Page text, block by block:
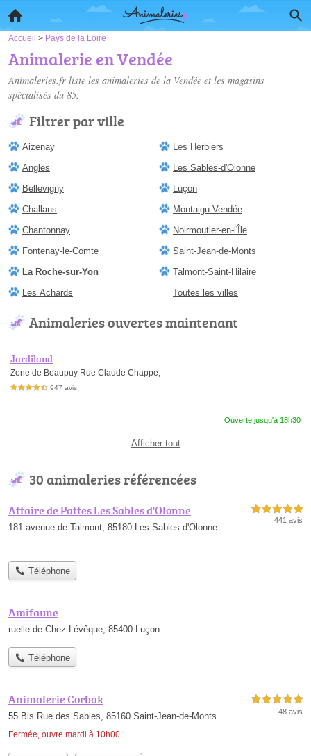
Accueil > Pays de la Loire
Animalerie en Vendée
Animaleries.fr liste les animaleries de la Vendée et les magasins
spécialisés du 85.
Filtrer par ville
Aizenay
Angles
Bellevigny
Challans
Chantonnay
Fontenay-le-Comte
La Roche-sur-Yon
Les Achards
Les Herbiers
Les Sables-d'Olonne
Luçon
Montaigu-Vendée
Noirmoutier-en-l'Île
Saint-Jean-de-Monts
Talmont-Saint-Hilaire
Toutes les villes
Animaleries ouvertes maintenant
Jardiland
Zone de Beaupuy Rue Claude Chappe,
4,5 étoiles sur 5 947 avis
Ouverte jusqu'à 18h30
Afficher tout
30 animaleries référencées
Affaire de Pattes Les Sables d'Olonne
181 avenue de Talmont, 85180 Les Sables-d'Olonne
5,0 étoiles sur 5
441 avis
Téléphone
Amifaune
ruelle de Chez Lévêque, 85400 Luçon
Téléphone
Animalerie Corbak
55 Bis Rue des Sables, 85160 Saint-Jean-de-Monts
Fermée, ouvre mardi à 10h00
5,0 étoiles sur 5
48 avis